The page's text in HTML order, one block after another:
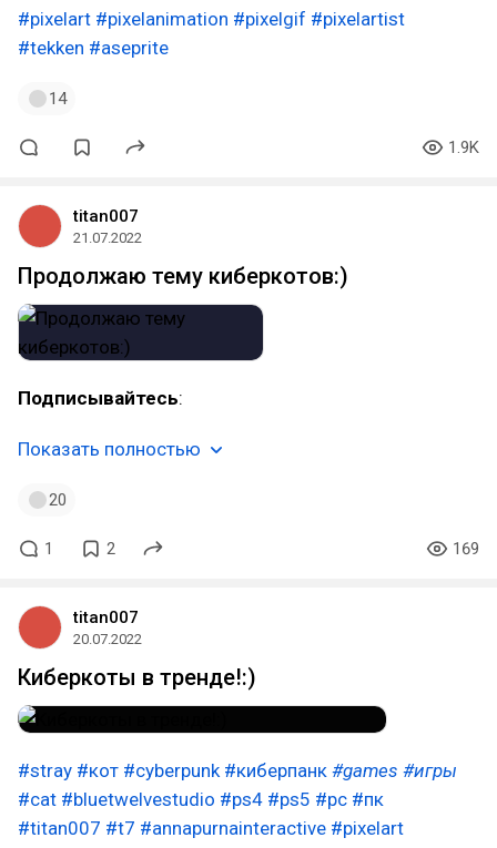
#pixelart #pixelanimation #pixelgif #pixelartist
#tekken #aseprite
14
1.9K
titan007
21.07.2022
Продолжаю тему киберкотов:)
Подписывайтесь:
Показать полностью
20
1 2 169
titan007
20.07.2022
Киберкоты в тренде!:)
#stray #кот #cyberpunk #киберпанк #games #игры
#cat #bluetwelvestudio #ps4 #ps5 #pc #пк
#titan007 #t7 #annapurnainteractive #pixelart